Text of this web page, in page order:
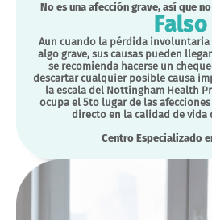
No es una afección grave, así que
Falso
Aun cuando la pérdida
algo grave, sus causas pueden
se recomienda hacerse un
descartar cualquier posible causa
la escala del Nottingham Health
ocupa el 5to lugar de las
directo en la calidad de vida
Centro Especializado